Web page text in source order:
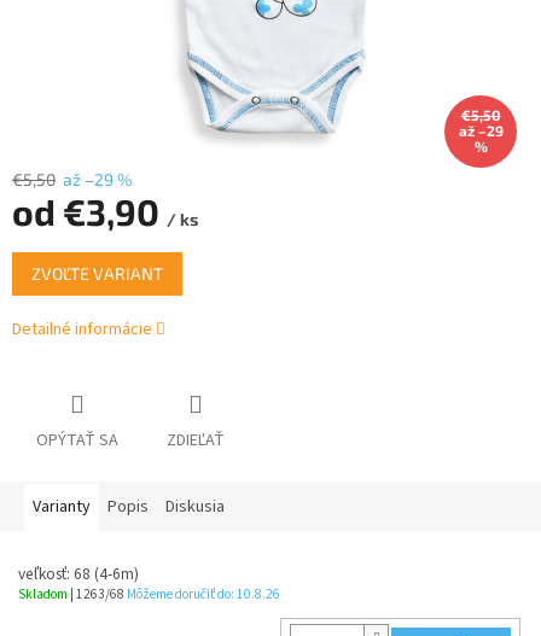
€5,50
až –29
%
€5,50 až –29 %
od €3,90 / ks
Jednotková
cena:
ZVOĽTE VARIANT
Detailné informácie
OPÝTAŤ SA ZDIEĽAŤ
Varianty Popis Diskusia
veľkosť: 68 (4-6m)
Skladom | 1263/68 Môžeme doručiť do: 10.8.26